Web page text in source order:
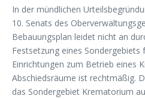
In der mündlichen
10. Senats des
Bebauungsplan leidet nicht an
Festsetzung eines Sondergebiets
Einrichtungen zum Betrieb eines
Abschiedsräume ist rechtmäßig.
das Sondergebiet Krematorium